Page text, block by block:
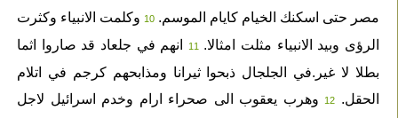
مصر حتى اسكنك الخيام كايام الموسم. 10وكلمت الانبياء وكثرت
الرؤى وبيد الانبياء مثلت امثالا.
11انهم في جلعاد قد صاروا اثما
بطلا لا غير.في الجلجال ذبحوا ثيرانا ومذابحهم كرجم في اتلام
الحقل.
12وهرب يعقوب الى صحراء ارام وخدم اسرائيل لاجل